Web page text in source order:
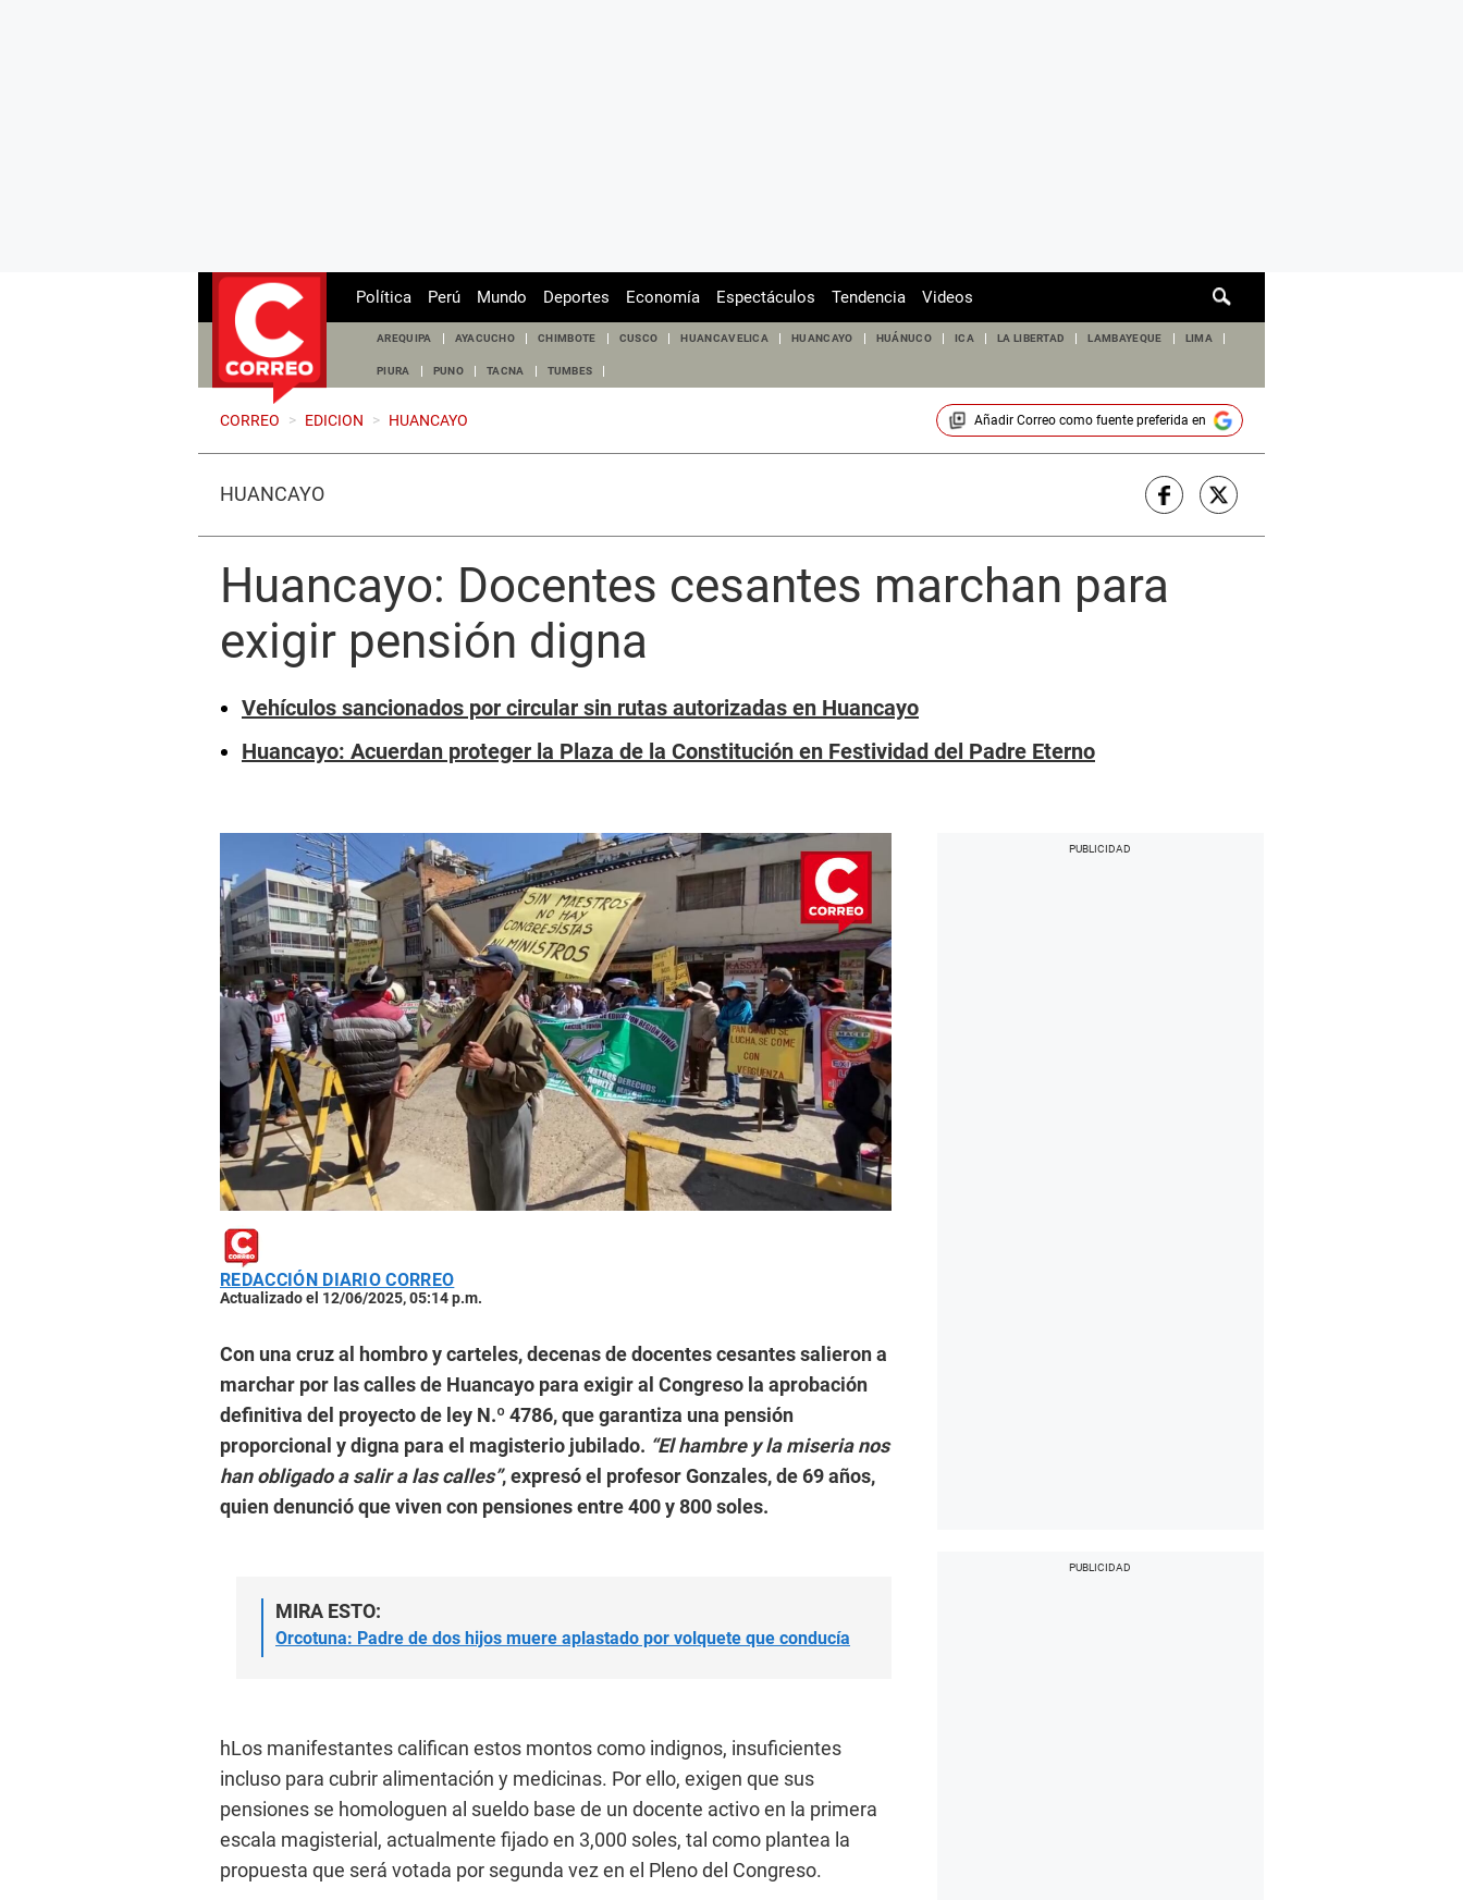
de
Política Perú Mundo Deportes Economía Espectáculos Tendencia Videos
AREQUIPA AYACUCHO CHIMBOTE CUSCO HUANCAVELICA HUANCAYO HUÁNUCO ICA LA LIBERTAD LAMBAYEQUE LIMA
PIURA PUNO TACNA TUMBES
CORREO > EDICION > HUANCAYO Añadir Correocomo fuente preferida en
HUANCAYO
Huancayo: Docentes cesantes marchan para
exigir pensión digna
Vehículos sancionados por circular sin rutas autorizadas en Huancayo
Huancayo: Acuerdan proteger la Plaza de la Constitución en Festividad del Padre Eterno
REDACCIÓN DIARIO CORREO
Actualizado el 12/06/2025, 05:14 p.m.
Con una cruz al hombro y carteles, decenas de docentes cesantes salieron a
marchar por las calles de Huancayo para exigir al Congreso la aprobación
definitiva del proyecto de ley N.º 4786, que garantiza una pensión
proporcional y digna para el magisterio jubilado. “El hambre y la miseria nos
han obligado a salir a las calles”, expresó el profesor Gonzales, de 69 años,
quien denunció que viven con pensiones entre 400 y 800 soles.
MIRA ESTO:
Orcotuna: Padre de dos hijos muere aplastado por volquete que conducía
hLos manifestantes califican estos montos como indignos, insuficientes
incluso para cubrir alimentación y medicinas. Por ello, exigen que sus
pensiones se homologuen al sueldo base de un docente activo en la primera
escala magisterial, actualmente fijado en 3,000 soles, tal como plantea la
propuesta que será votada por segunda vez en el Pleno del Congreso.